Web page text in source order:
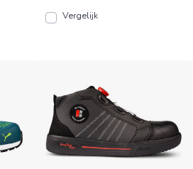
Vergelijk